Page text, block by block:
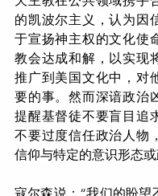
的凯波尔主义，认为因
于宣扬神主权的文化使
教会达成和解，以实现
推广到美国文化中，对
要的事。 然而深谙政治
提醒基督徒不要盲目追
不要过度信任政治人物
信仰与特定的意识形态或